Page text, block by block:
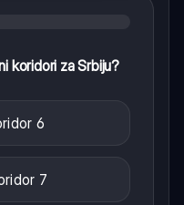
koridori za Srbiju?
6
7